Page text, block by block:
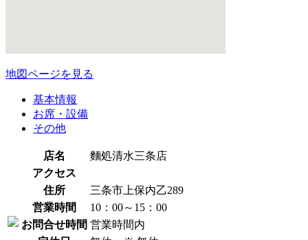
地図ページを見る
基本情報
お席・設備
その他
店名
麵処清水三条店
アクセス
住所
三条市上保内乙289
営業時間
10：00～15：00
お問合せ時間 営業時間内